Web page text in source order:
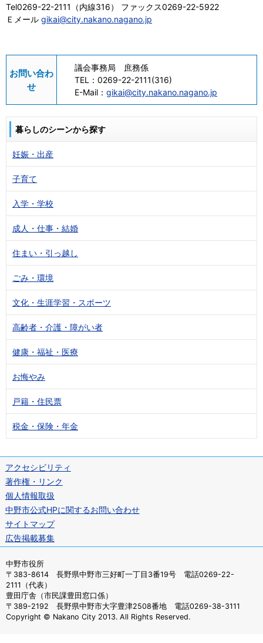
Tel0269-22-2111（内線316） ファックス0269-22-5922
Ｅメール gikai@city.nakano.nagano.jp
お問い合わ
せ
議会事務局 庶務係
TEL： 0269-22-2111(316)
E-Mail： gikai@city.nakano.nagano.jp
暮らしのシーンから探す
妊娠・出産
子育て
入学・学校
成人・仕事・結婚
住まい・引っ越し
ごみ・環境
文化・生涯学習・スポーツ
高齢者・介護・障がい者
健康・福祉・医療
お悔やみ
戸籍・住民票
税金・保険・年金
アクセシビリティ
著作権・リンク
個人情報取扱
中野市公式HPに関するお問い合わせ
サイトマップ
広告掲載募集
中野市役所
〒383-8614 長野県中野市三好町一丁目3番19号 電話0269-22-
2111（代表）
豊田庁舎（市民課豊田窓口係）
〒389-2192 長野県中野市大字豊津2508番地 電話0269-38-3111
Copyright © Nakano City 2013. All Rights Reserved.